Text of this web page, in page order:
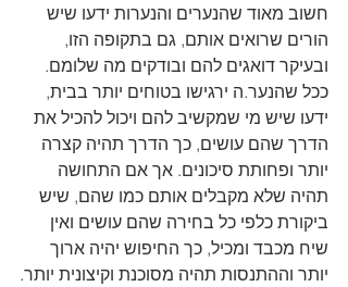
חשוב מאוד שהנערים והנערות ידעו שיש
הורים שרואים אותם, גם בתקופה הזו,
ובעיקר דואגים להם ובודקים מה שלומם.
ככל שהנער.ה ירגישו בטוחים יותר בבית,
ידעו שיש מי שמקשיב להם ויכול להכיל את
הדרך שהם עושים, כך הדרך תהיה קצרה
יותר ופחותת סיכונים. אך אם התחושה
תהיה שלא מקבלים אותם כמו שהם, שיש
ביקורת כלפי כל בחירה שהם עושים ואין
שיח מכבד ומכיל, כך החיפוש יהיה ארוך
יותר וההתנסות תהיה מסוכנת וקיצונית יותר.